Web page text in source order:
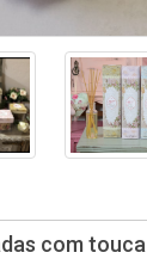
com touca